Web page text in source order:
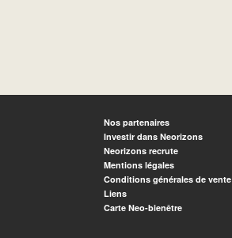
Nos partenaires
Investir dans Neorizons
Neorizons recrute
Mentions légales
Conditions générales de vente
Liens
Carte Neo-bienêtre